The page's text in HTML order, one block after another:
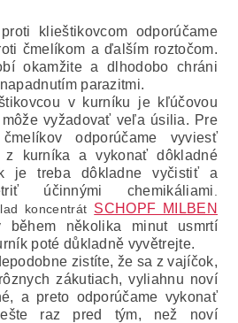
klieštikovcom odporúčame
čmelíkom a ďalším roztočom.
okamžite a dlhodobo chráni
parazitmi.
v kurníku je kľúčovou
vyžadovať veľa úsilia. Pre
odporúčame vyviesť
z kurníka a vykonať dôkladné
je treba dôkladne vyčistiť a
účinnými chemikáliami
koncentrát SCHOPF MILBEN
během několika minut usmrtí
poté důkladně vyvětrejte.
zistíte, že sa z vajíčok,
zákutiach, vyliahnu noví
a preto odporúčame vykonať
raz pred tým, než noví